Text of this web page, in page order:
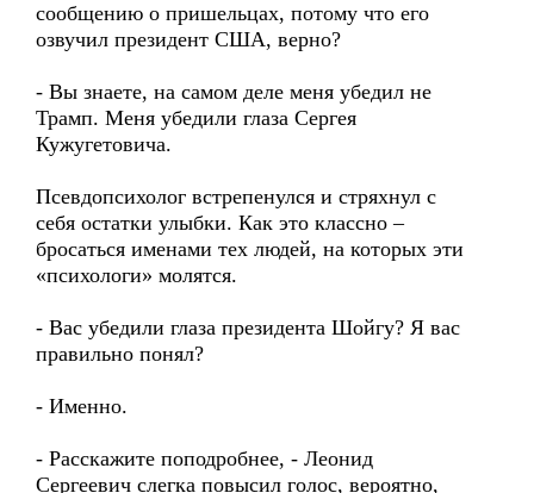
сообщению о пришельцах, потому что его
озвучил президент США, верно?
- Вы знаете, на самом деле меня убедил не
Трамп. Меня убедили глаза Сергея
Кужугетовича.
Псевдопсихолог встрепенулся и стряхнул с
себя остатки улыбки. Как это классно –
бросаться именами тех людей, на которых эти
«психологи» молятся.
- Вас убедили глаза президента Шойгу? Я вас
правильно понял?
- Именно.
- Расскажите поподробнее, - Леонид
Сергеевич слегка повысил голос, вероятно,